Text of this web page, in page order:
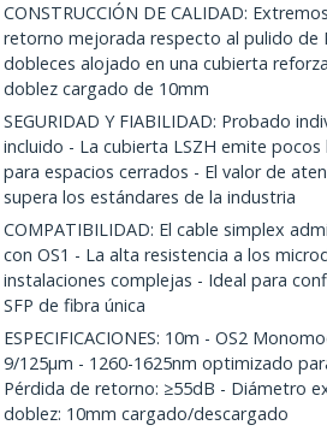
CONSTRUCCIÓN DE CALIDAD:
retorno mejorada respecto al pulido de
dobleces alojado en una cubierta
doblez cargado de 10mm
SEGURIDAD Y FIABILIDAD: Probado
incluido - La cubierta LSZH emite
para espacios cerrados - El valor de
supera los estándares de la industria
COMPATIBILIDAD: El cable simplex
con OS1 - La alta resistencia a los
instalaciones complejas - Ideal para
SFP de fibra única
ESPECIFICACIONES: 10m - OS2
9/125µm - 1260-1625nm optimizado
Pérdida de retorno: ≥55dB - Diámetro
doblez: 10mm cargado/descargado